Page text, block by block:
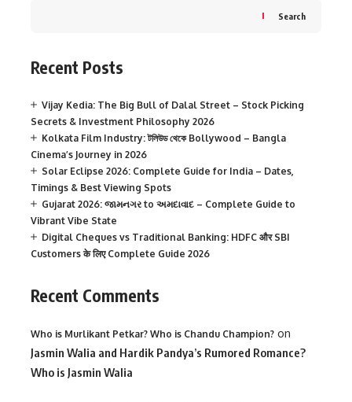
Search
Recent Posts
Vijay Kedia: The Big Bull of Dalal Street – Stock Picking
Secrets & Investment Philosophy 2026
Kolkata Film Industry: টলিউড থেকে Bollywood – Bangla
Cinema’s Journey in 2026
Solar Eclipse 2026: Complete Guide for India – Dates,
Timings & Best Viewing Spots
Gujarat 2026: જામનગર to અમદાવાદ – Complete Guide to
Vibrant Vibe State
Digital Cheques vs Traditional Banking: HDFC और SBI
Customers के लिए Complete Guide 2026
Recent Comments
Who is Murlikant Petkar? Who is Chandu Champion? on
Jasmin Walia and Hardik Pandya’s Rumored Romance?
Who is Jasmin Walia